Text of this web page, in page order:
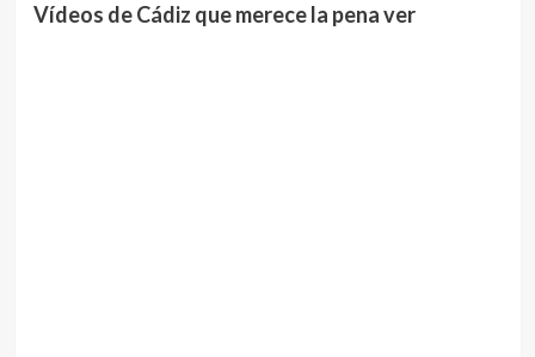
Vídeos de Cádiz que merece la pena ver